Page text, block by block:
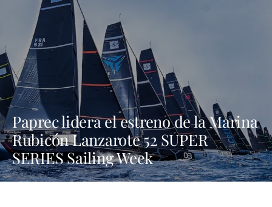
Paprec lidera el estreno de la Marina
Rubicón Lanzarote 52 SUPER
SERIES Sailing Week